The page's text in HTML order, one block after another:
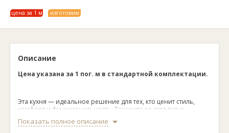
цена за 1 м изготовим
Описание
Цена указана за 1 пог. м в стандартной комплектации.
Эта кухня — идеальное решение для тех, кто ценит стиль,
комфорт и функциональность. Закажите ее сегодня и
сливаются воедино.
Показать полное описание